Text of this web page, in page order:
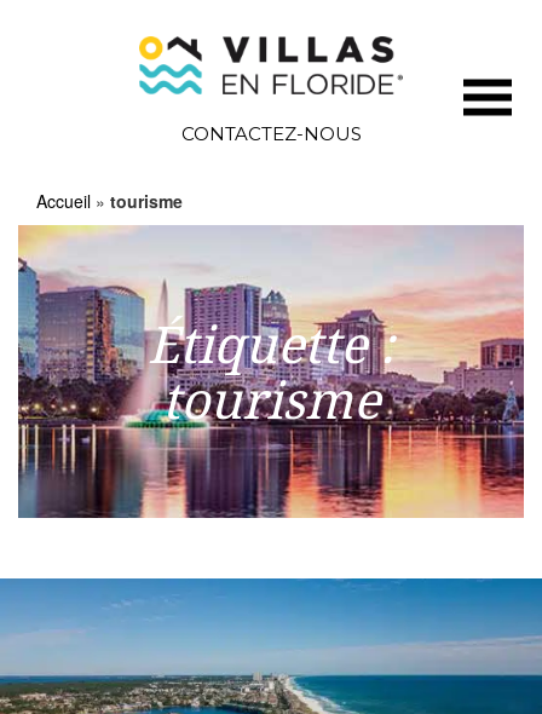
CONTACTEZ-NOUS
Accueil » tourisme
Étiquette :
tourisme